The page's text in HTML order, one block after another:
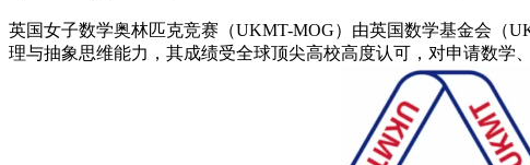
英国女子数学奥林匹克竞赛（UKMT-MOG）由英国数学基金会（
理与抽象思维能力，其成绩受全球顶尖高校高度认可，对申请数学